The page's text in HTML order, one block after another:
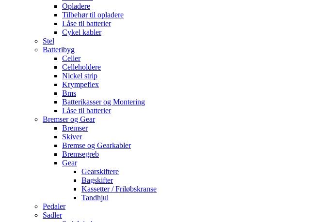
Opladere
Tilbehør til opladere
Låse til batterier
Cykel kabler
Stel
Batteribyg
Celler
Celleholdere
Nickel strip
Krympeflex
Bms
Batterikasser og Montering
Låse til batterier
Bremser og Gear
Bremser
Skiver
Bremse og Gearkabler
Bremsegreb
Gear
Gearskiftere
Bagskifter
Kassetter / Friløbskranse
Tandhjul
Pedaler
Sadler